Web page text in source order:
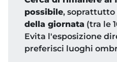
possibile, soprattutto
della giornata (tra le
Evita l'esposizione
preferisci luoghi